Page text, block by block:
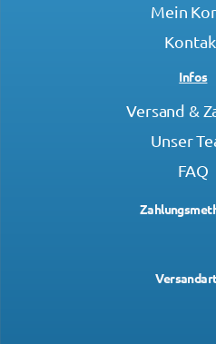
Mein
Infos
Versand &
Unser
FAQ